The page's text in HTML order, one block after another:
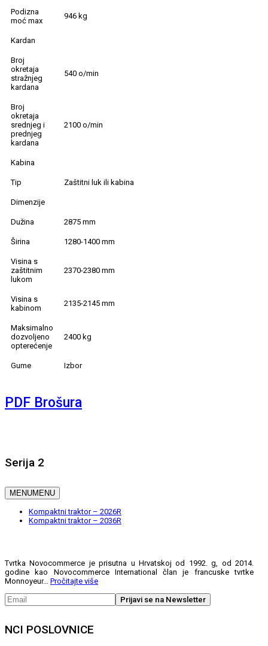
Podizna
moć max
946 kg
Kardan
Broj
okretaja
stražnjeg
kardana
540 o/min
Broj
okretaja
srednjeg i
prednjeg
kardana
2100 o/min
Kabina
Tip Zaštitni luk ili kabina
Dimenzije
Dužina 2875 mm
Širina 1280-1400 mm
Visina s
zaštitnim
lukom
2370-2380 mm
Visina s
kabinom
2135-2145 mm
Maksimalno
dozvoljeno
opterećenje
2400 kg
Gume Izbor
PDF Brošura
Serija 2
MENUMENU
Kompaktni traktor – 2026R
Kompaktni traktor – 2036R
Tvrtka Novocommerce je prisutna u Hrvatskoj od 1992. g, od 2014.
godine kao Novocommerce International član je francuske tvrtke
Monnoyeur… Pročitajte više
NCI POSLOVNICE